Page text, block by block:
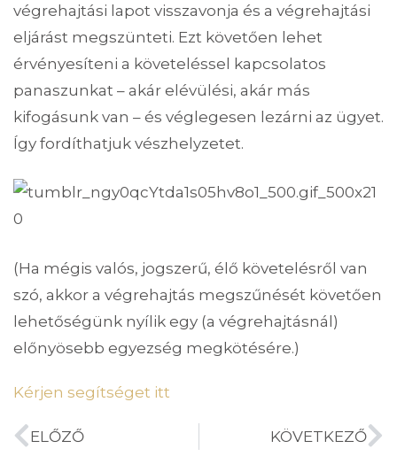
végrehajtási lapot visszavonja és a végrehajtási
eljárást megszünteti. Ezt követően lehet
érvényesíteni a követeléssel kapcsolatos
panaszunkat – akár elévülési, akár más
kifogásunk van – és véglegesen lezárni az ügyet.
Így fordíthatjuk vészhelyzetet.
(Ha mégis valós, jogszerű, élő követelésről van
szó, akkor a végrehajtás megszűnését követően
lehetőségünk nyílik egy (a végrehajtásnál)
előnyösebb egyezség megkötésére.)
Kérjen segítséget itt
ELŐZŐ KÖVETKEZŐ